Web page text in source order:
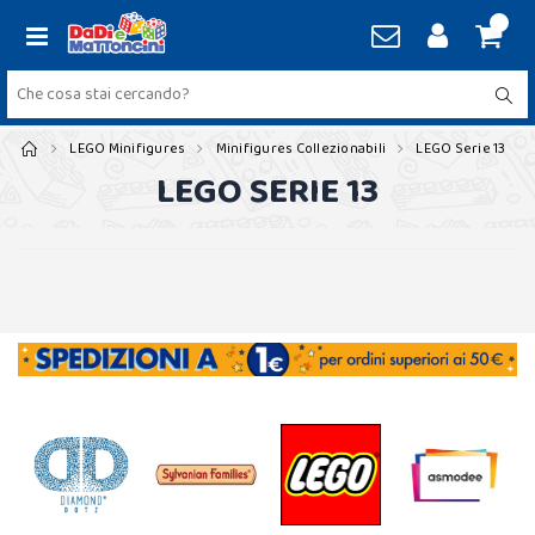
LEGO Minifigures Minifigures Collezionabili LEGO Serie 13
LEGO SERIE 13